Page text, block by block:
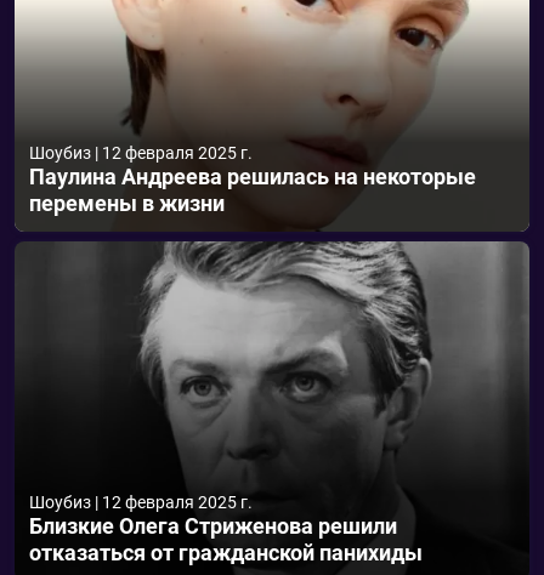
Шоубиз | 12 февраля 2025 г.
Паулина Андреева решилась на некоторые
перемены в жизни
Шоубиз | 12 февраля 2025 г.
Близкие Олега Стриженова решили
отказаться от гражданской панихиды